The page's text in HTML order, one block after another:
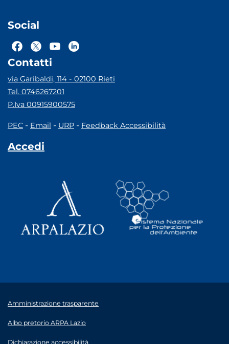
Social
Contatti
via Garibaldi, 114 - 02100 Rieti
Tel. 0746267201
P.Iva 00915900575
PEC - Email - URP - Feedback Accessibilità
Accedi
Amministrazione trasparente
Albo pretorio ARPA Lazio
Dichiarazione accessibilità